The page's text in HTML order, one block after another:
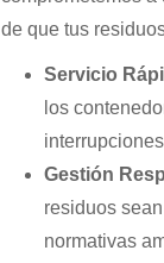
de que tus
Servicio
los
Gestión
residuos
normativas